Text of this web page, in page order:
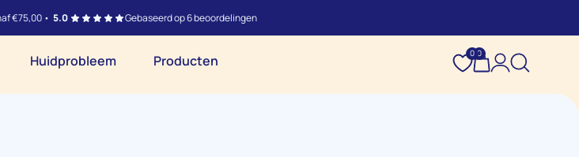
€75,00 • 5.0 Gebaseerd op 6 beoordelingen
Huidprobleem Producten 0 0